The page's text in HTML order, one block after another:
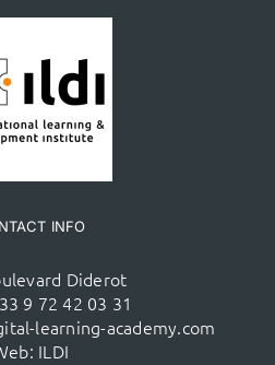
INFO
Diderot
9 72 42 03 31
learning-academy.com
ILDI